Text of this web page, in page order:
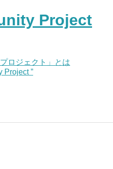
ロジェクト」とは
Project ”